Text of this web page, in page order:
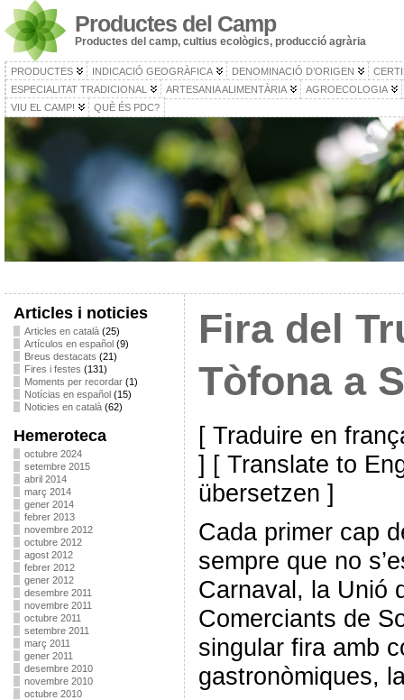
Productes del Camp
Productes del camp, cultius ecològics, producció agrària
PRODUCTES INDICACIÓ GEOGRÀFICA DENOMINACIÓ D’ORIGEN
ESPECIALITAT TRADICIONAL
ARTESANIA ALIMENTÀRIA
AGROECOLOGIA
VIU EL CAMP!
QUÈ ÉS PDC?
Articles i noticies
Articles en català(25)
Artículos en español(9)
Breus destacats (21)
Fires i festes (131)
Moments per recordar(1)
Notícias en español(15)
Noticies en català(62)
Hemeroteca
octubre 2024
setembre 2015
abril 2014
març 2014
gener 2014
febrer 2013
novembre 2012
octubre 2012
agost 2012
febrer 2012
gener 2012
desembre 2011
novembre 2011
octubre 2011
setembre 2011
març 2011
gener 2011
desembre 2010
novembre 2010
octubre 2010
Fira del
Tòfona a
[ Traduire en
] [ Translate to
übersetzen ]
Cada primer cap
sempre que no
Carnaval, la Unió
Comerciants de
singular fira amb
gastronòmiques,